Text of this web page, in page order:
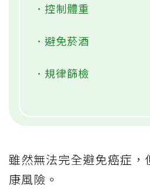
．控制體重
．避免菸酒
．規律篩檢
雖然無法完全避免癌症，
康風險。